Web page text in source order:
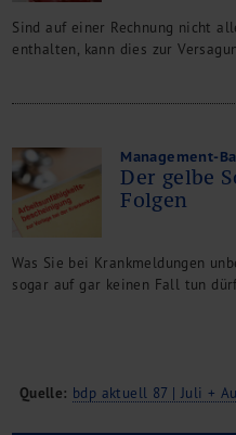
Sind auf einer Rechnung nicht
enthalten, kann dies zur
Management-
Der gelbe
Folgen
Was Sie bei Krankmeldungen
sogar auf gar keinen Fall tun
Quelle: bdp aktuell 87 | Juli +